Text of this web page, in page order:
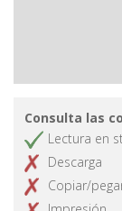
Consulta las
Lectura en
Descarga
Copiar/